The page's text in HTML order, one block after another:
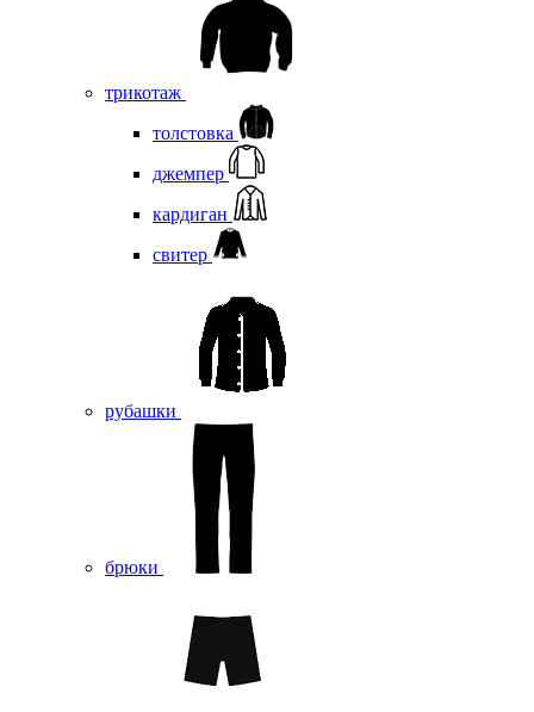
трикотаж
толстовка
джемпер
кардиган
свитер
рубашки
брюки